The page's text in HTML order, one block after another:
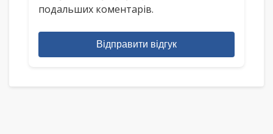
подальших коментарів.
Відправити відгук